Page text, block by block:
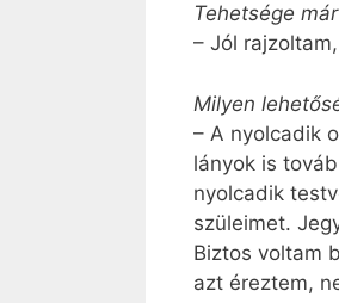
Tehetsége
– Jól
Milyen
– A nyolcadik
lányok is
nyolcadik
szüleimet.
Biztos voltam
azt éreztem,